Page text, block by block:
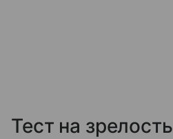
Тест на зрелость